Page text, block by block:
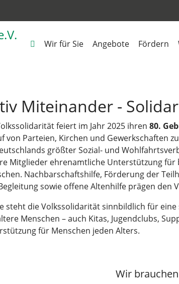
Wir für Sie Angebote Fördern
Miteinander -
feiert im Jahr 2025 ihren 80.
von Parteien, Kirchen und Gewerkschaften
größter Sozial- und
Mitglieder ehrenamtliche Unterstützung
Nachbarschaftshilfe, Förderung der
sowie offene Altenhilfe prägen den
steht die Volkssolidarität sinnbildlich für
Menschen – auch Kitas, Jugendclubs,
für Menschen jeden Alters.
Wir